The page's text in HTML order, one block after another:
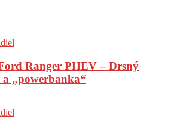
Ranger PHEV – Drsný
„powerbanka“